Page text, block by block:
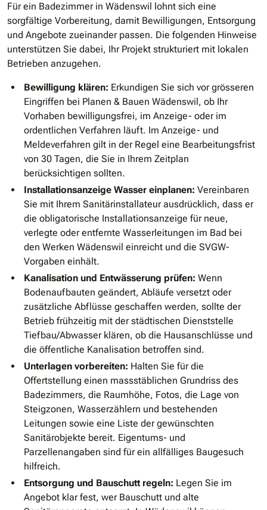
Für ein Badezimmer in Wädenswil lohnt sich eine
sorgfältige Vorbereitung, damit Bewilligungen, Entsorgung
und Angebote zueinander passen. Die folgenden Hinweise
unterstützen Sie dabei, Ihr Projekt strukturiert mit lokalen
Betrieben anzugehen.
Bewilligung klären: Erkundigen Sie sich vor grösseren
Eingriffen bei Planen & Bauen Wädenswil, ob Ihr
Vorhaben bewilligungsfrei, im Anzeige- oder im
ordentlichen Verfahren läuft. Im Anzeige- und
Meldeverfahren gilt in der Regel eine Bearbeitungsfrist
von 30 Tagen, die Sie in Ihrem Zeitplan
berücksichtigen sollten.
Installationsanzeige Wasser einplanen: Vereinbaren
Sie mit Ihrem Sanitärinstallateur ausdrücklich, dass er
die obligatorische Installationsanzeige für neue,
verlegte oder entfernte Wasserleitungen im Bad bei
den Werken Wädenswil einreicht und die SVGW-
Vorgaben einhält.
Kanalisation und Entwässerung prüfen: Wenn
Bodenaufbauten geändert, Abläufe versetzt oder
zusätzliche Abflüsse geschaffen werden, sollte der
Betrieb frühzeitig mit der städtischen Dienststelle
Tiefbau/Abwasser klären, ob die Hausanschlüsse und
die öffentliche Kanalisation betroffen sind.
Unterlagen vorbereiten: Halten Sie für die
Offertstellung einen massstäblichen Grundriss des
Badezimmers, die Raumhöhe, Fotos, die Lage von
Steigzonen, Wasserzählern und bestehenden
Leitungen sowie eine Liste der gewünschten
Sanitärobjekte bereit. Eigentums- und
Parzellenangaben sind für ein allfälliges Baugesuch
hilfreich.
Entsorgung und Bauschutt regeln: Legen Sie im
Angebot klar fest, wer Bauschutt und alte